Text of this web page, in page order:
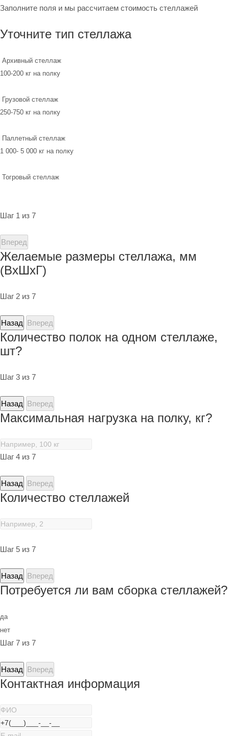
Заполните поля и мы рассчитаем стоимость стеллажей
Уточните тип стеллажа
Архивный стеллаж
100-200 кг на полку
Грузовой стеллаж
250-750 кг на полку
Паллетный стеллаж
1 000- 5 000 кг на полку
Тогровый стеллаж
Шаг 1 из 7
Вперед
Желаемые размеры стеллажа, мм
(ВхШхГ)
Шаг 2 из 7
Назад Вперед
Количество полок на одном стеллаже,
шт?
Шаг 3 из 7
Назад Вперед
Максимальная нагрузка на полку, кг?
Шаг 4 из 7
Назад Вперед
Количество стеллажей
Шаг 5 из 7
Назад Вперед
Потребуется ли вам сборка стеллажей?
да
нет
Шаг 7 из 7
Назад Вперед
Контактная информация